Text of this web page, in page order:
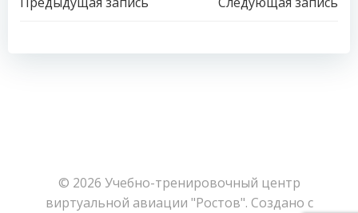
записям
записям
© 2026 Учебно-тренировочный центр
виртуальной авиации "Ростов". Создано с